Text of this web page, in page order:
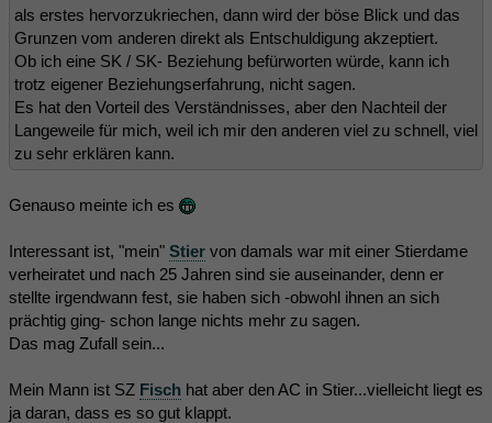
als erstes hervorzukriechen, dann wird der böse Blick und das
Grunzen vom anderen direkt als Entschuldigung akzeptiert.
Ob ich eine SK / SK- Beziehung befürworten würde, kann ich
trotz eigener Beziehungserfahrung, nicht sagen.
Es hat den Vorteil des Verständnisses, aber den Nachteil der
Langeweile für mich, weil ich mir den anderen viel zu schnell, viel
zu sehr erklären kann.
Genauso meinte ich es
Interessant ist, "mein" Stier von damals war mit einer Stierdame
verheiratet und nach 25 Jahren sind sie auseinander, denn er
stellte irgendwann fest, sie haben sich -obwohl ihnen an sich
prächtig ging- schon lange nichts mehr zu sagen.
Das mag Zufall sein...
Mein Mann ist SZ Fisch hat aber den AC in Stier...vielleicht liegt es
ja daran, dass es so gut klappt.